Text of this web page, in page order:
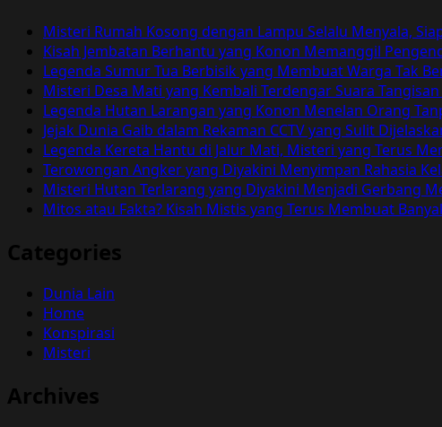
Misteri Rumah Kosong dengan Lampu Selalu Menyala,
Kisah Jembatan Berhantu yang Konon Memanggil
Legenda Sumur Tua Berbisik yang Membuat Warga Tak
Misteri Desa Mati yang Kembali Terdengar Suara
Legenda Hutan Larangan yang Konon Menelan Orang
Jejak Dunia Gaib dalam Rekaman CCTV yang Sulit
Legenda Kereta Hantu di Jalur Mati, Misteri yang Terus
Terowongan Angker yang Diyakini Menyimpan Rahasia
Misteri Hutan Terlarang yang Diyakini Menjadi Gerbang
Mitos atau Fakta? Kisah Mistis yang Terus Membuat
Categories
Dunia Lain
Home
Konspirasi
Misteri
Archives